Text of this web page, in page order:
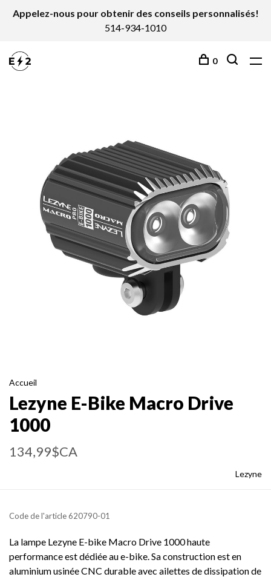
Appelez-nous pour obtenir des conseils personnalisés!
514-934-1010
0
Accueil
Lezyne E-Bike Macro Drive
1000
134,99$CA
Lezyne
Code de l'article620790-01
La lampe Lezyne E-bike Macro Drive 1000 haute
performance est dédiée au e-bike. Sa construction est en
aluminium usinée CNC durable avec ailettes de dissipation de